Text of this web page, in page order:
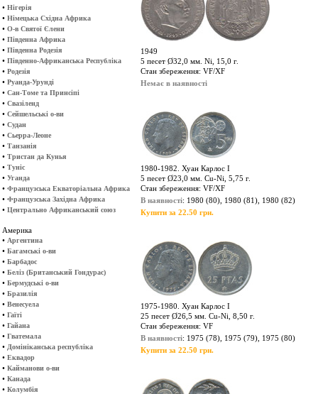
• Нігерія
• Німецька Східна Африка
• О-в Святої Єлени
• Південна Африка
• Південна Родезія
• Південно-Африканська Республіка
• Родезія
• Руанда-Урунді
• Сан-Томе та Принсіпі
• Свазіленд
• Сейшельські о-ви
• Судан
• Сьерра-Леоне
• Танзанія
• Тристан да Кунья
• Туніс
• Уганда
• Французська Екваторіальна Африка
• Французська Західна Африка
• Центрально Африканський союз
Америка
• Аргентина
• Багамські о-ви
• Барбадос
• Беліз (Британський Гондурас)
• Бермудські о-ви
• Бразилія
• Венесуела
• Гаїті
• Гайана
• Гватемала
• Домініканська республіка
• Еквадор
• Кайманови о-ви
• Канада
• Колумбія
1949
5 песет Ø32,0 мм. Ni, 15,0 г.
Стан збереження: VF/XF
Немає в наявності
1980-1982. Хуан Карлос І
5 песет Ø23,0 мм. Cu-Ni, 5,75 г.
Стан збереження: VF/XF
В наявності: 1980 (80), 1980 (81), 1980 (82)
Купити за 22.50 грн.
1975-1980. Хуан Карлос І
25 песет Ø26,5 мм. Cu-Ni, 8,50 г.
Стан збереження: VF
В наявності: 1975 (78), 1975 (79), 1975 (80)
Купити за 22.50 грн.